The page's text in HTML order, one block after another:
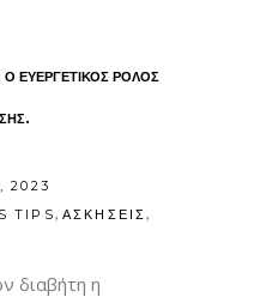
Ο ΕΥΕΡΓΕΤΙΚΟΣ ΡΟΛΟΣ
2023
TIPS, ΑΣΚΗΣΕΙΣ,
διαβήτη η